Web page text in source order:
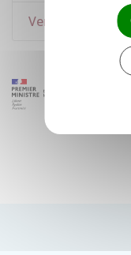
Vendre ou